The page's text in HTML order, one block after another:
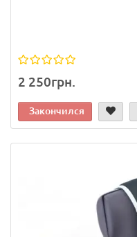
2 250грн.
Закончился